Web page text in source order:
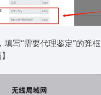
填写“需要代理鉴定”的弹